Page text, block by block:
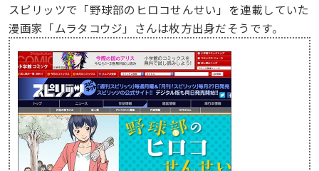
スピリッツで「野球部のヒロコせんせい」を連載していた
漫画家「ムラタコウジ」さんは枚方出身だそうです。